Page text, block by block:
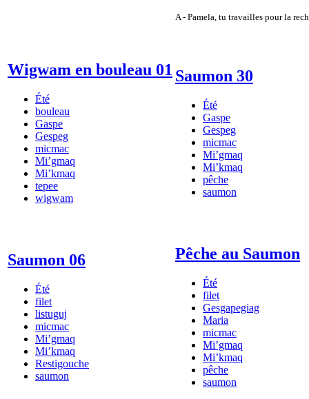
A - Pamela, tu travailles pour la
Wigwam en bouleau 01
Été
bouleau
Gaspe
Gespeg
micmac
Mi’gmaq
Mi’kmaq
tepee
wigwam
Saumon 30
Été
Gaspe
Gespeg
micmac
Mi’gmaq
Mi’kmaq
pêche
saumon
Saumon 06
Été
filet
listuguj
micmac
Mi’gmaq
Mi’kmaq
Restigouche
saumon
Pêche au Saumon
Été
filet
Gesgapegiag
Maria
micmac
Mi’gmaq
Mi’kmaq
pêche
saumon